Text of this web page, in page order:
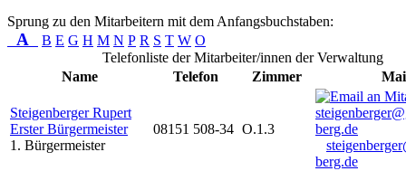
Sprung zu den Mitarbeitern mit dem Anfangsbuchstaben:
A B E G H M N P R S T W O
Telefonliste der Mitarbeiter/innen der Verwaltung
Name
Telefon Zimmer
Steigenberger Rupert
Erster Bürgermeister
1. Bürgermeister
08151 508-34 O.1.3
berg.de